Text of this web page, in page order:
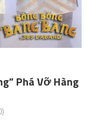
Phá Vỡ Hàng